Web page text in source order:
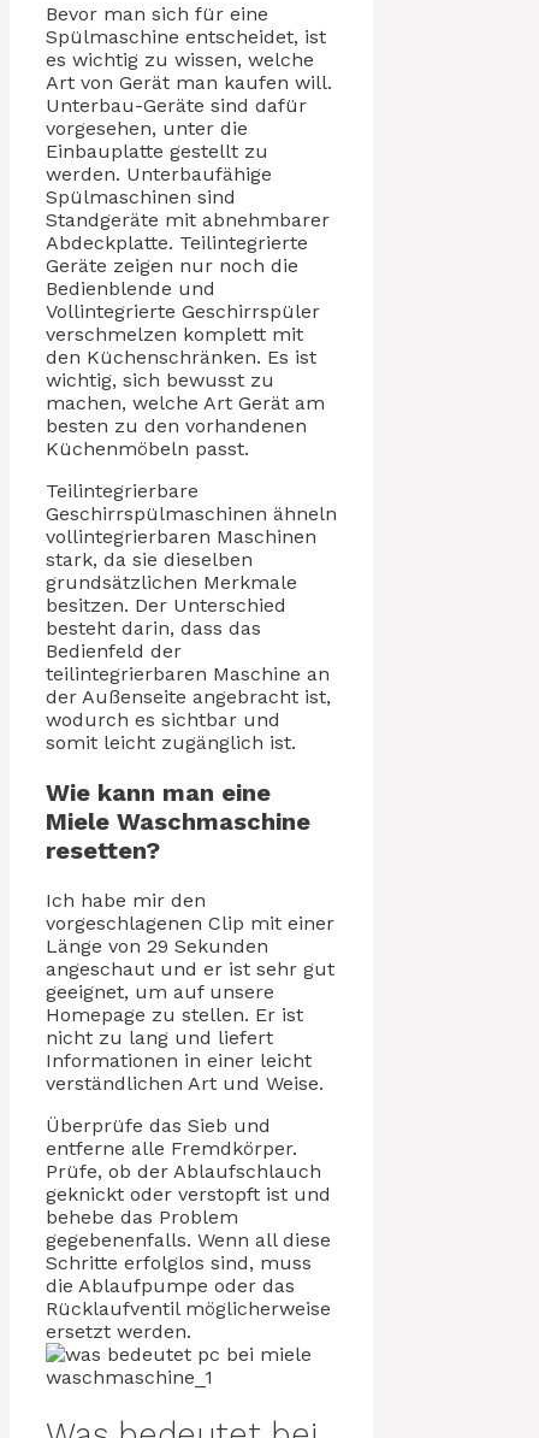
Bevor man sich für eine
Spülmaschine entscheidet, ist
es wichtig zu wissen, welche
Art von Gerät man kaufen will.
Unterbau-Geräte sind dafür
vorgesehen, unter die
Einbauplatte gestellt zu
werden. Unterbaufähige
Spülmaschinen sind
Standgeräte mit abnehmbarer
Abdeckplatte. Teilintegrierte
Geräte zeigen nur noch die
Bedienblende und
Vollintegrierte Geschirrspüler
verschmelzen komplett mit
den Küchenschränken. Es ist
wichtig, sich bewusst zu
machen, welche Art Gerät am
besten zu den vorhandenen
Küchenmöbeln passt.
Teilintegrierbare
Geschirrspülmaschinen ähneln
vollintegrierbaren Maschinen
stark, da sie dieselben
grundsätzlichen Merkmale
besitzen. Der Unterschied
besteht darin, dass das
Bedienfeld der
teilintegrierbaren Maschine an
der Außenseite angebracht ist,
wodurch es sichtbar und
somit leicht zugänglich ist.
Wie kann man eine
Miele Waschmaschine
resetten?
Ich habe mir den
vorgeschlagenen Clip mit einer
Länge von 29 Sekunden
angeschaut und er ist sehr gut
geeignet, um auf unsere
Homepage zu stellen. Er ist
nicht zu lang und liefert
Informationen in einer leicht
verständlichen Art und Weise.
Überprüfe das Sieb und
entferne alle Fremdkörper.
Prüfe, ob der Ablaufschlauch
geknickt oder verstopft ist und
behebe das Problem
gegebenenfalls. Wenn all diese
Schritte erfolglos sind, muss
die Ablaufpumpe oder das
Rücklaufventil möglicherweise
ersetzt werden.